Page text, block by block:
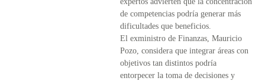
de competencias podría generar más
dificultades que beneficios.
El exministro de Finanzas, Mauricio
Pozo, considera que integrar áreas con
objetivos tan distintos podría
entorpecer la toma de decisiones y